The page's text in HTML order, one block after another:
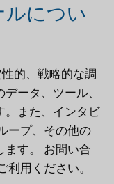
ルについ
的、戦略的な調
ータ、ツール、
。また、インタビ
ープ、その他の
す。
お問い合
用ください。